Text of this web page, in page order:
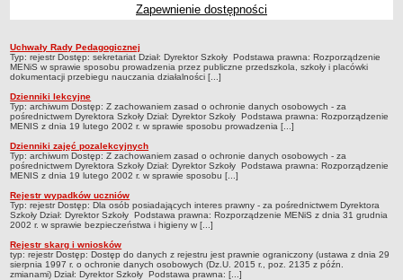
ARCHIWUM SZKÓŁ I PLACÓWEK
Zlikwidowane gimnazja
Przekształcone szkoły i placówki
Wielofunkcyjna Placówka
Specjalny Ośrodek nr 1
Specjalny Ośrodek nr 5
BURSA MIEJSKA
Dane podstawowe
Statut
Majątek
Zapewnienie dostępności
Rejestry, ewidencje, archiwa
Uchwały Rady Pedagogicznej
Typ: rejestr Dostęp: sekretariat Dział: Dyrektor Szkoły Podstawa prawna: Rozporządzenie
MENiS w sprawie sposobu prowadzenia przez publiczne przedszkola, szkoły i placówki
dokumentacji przebiegu nauczania działalności [...]
Dzienniki lekcyjne
Typ: archiwum Dostęp: Z zachowaniem zasad o ochronie danych osobowych - za
pośrednictwem Dyrektora Szkoły Dział: Dyrektor Szkoły Podstawa prawna: Rozporządzenie
MENIS z dnia 19 lutego 2002 r. w sprawie sposobu prowadzenia [...]
Dzienniki zajęć pozalekcyjnych
Typ: archiwum Dostęp: Z zachowaniem zasad o ochronie danych osobowych - za
pośrednictwem Dyrektora Szkoły Dział: Dyrektor Szkoły Podstawa prawna: Rozporządzenie
MENIS z dnia 19 lutego 2002 r. w sprawie sposobu [...]
Rejestr wypadków uczniów
Typ: rejestr Dostęp: Dla osób posiadających interes prawny - za pośrednictwem Dyrektora
Szkoły Dział: Dyrektor Szkoły Podstawa prawna: Rozporządzenie MENiS z dnia 31 grudnia
2002 r. w sprawie bezpieczeństwa i higieny w [...]
Rejestr skarg i wniosków
typ: rejestr Dostęp: Dostęp do danych z rejestru jest prawnie ograniczony (ustawa z dnia 29
sierpnia 1997 r. o ochronie danych osobowych (Dz.U. 2015 r., poz. 2135 z późn.
zmianami) Dział: Dyrektor Szkoły Podstawa prawna: [...]